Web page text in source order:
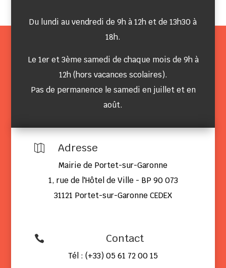
Du lundi au vendredi de 9h à 12h et de 13h30 à
18h.
Le 1er et 3ème samedi de chaque mois de 9h à
12h (hors vacances scolaires).
Pas de permanence le samedi en juillet et en
août.
 Adresse
Mairie de Portet-sur-Garonne
1, rue de l'Hôtel de Ville - BP 90 073
31121 Portet-sur-Garonne CEDEX
 Contact
Tél : (+33) 05 61 72 00 15